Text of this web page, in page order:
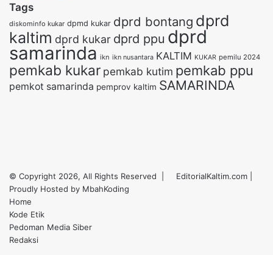
Tags
diskominfo kukar dpmd kukar dprd bontang dprd
kaltim dprd kukar dprd ppu dprd
samarinda ikn ikn nusantara KALTIM KUKAR pemilu 2024
pemkab kukar pemkab kutim pemkab ppu
pemkot samarinda pemprov kaltim SAMARINDA
© Copyright 2026, All Rights Reserved |
EditorialKaltim.com
Proudly Hosted by MbahKoding
Home
Kode Etik
Pedoman Media Siber
Redaksi